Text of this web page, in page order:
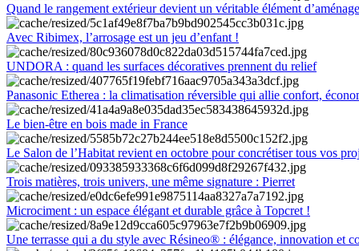
Quand le rangement extérieur devient un véritable élément
Avec Ribimex, l’arrosage est un jeu d’enfant !
UNDORA : quand les surfaces décoratives prennent du relief
Panasonic Etherea : la climatisation réversible qui allie confort,
Le bien-être en bois made in France
Le Salon de l’Habitat revient en octobre pour concrétiser tous vos
Trois matières, trois univers, une même signature : Pierret
Microciment : un espace élégant et durable grâce à Topcret !
Une terrasse qui a du style avec Résineo® : élégance, innovation et